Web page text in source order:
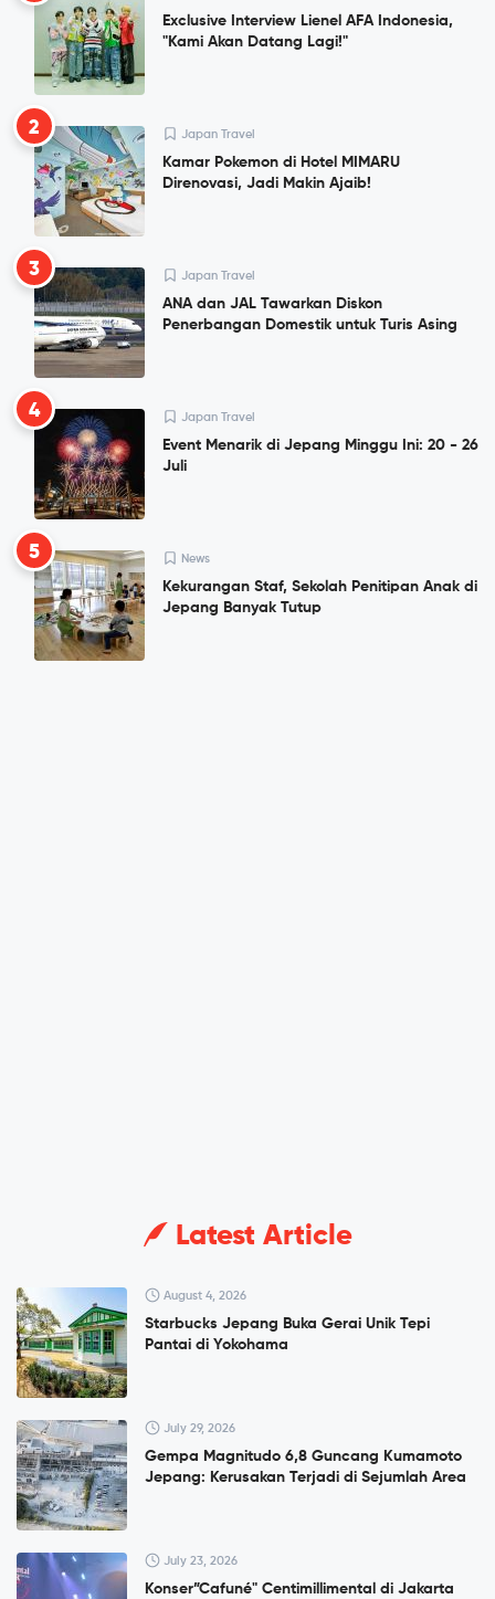
Exclusive Interview Lienel AFA Indonesia,
"Kami Akan Datang Lagi!"
2 Japan Travel
Kamar Pokemon di Hotel MIMARU
Direnovasi, Jadi Makin Ajaib!
3 Japan Travel
ANA dan JAL Tawarkan Diskon
Penerbangan Domestik untuk Turis Asing
4 Japan Travel
Event Menarik di Jepang Minggu Ini: 20 - 26
Juli
5 News
Kekurangan Staf, Sekolah Penitipan Anak di
Jepang Banyak Tutup
Latest Article
August 4, 2026
Starbucks Jepang Buka Gerai Unik Tepi
Pantai di Yokohama
July 29, 2026
Gempa Magnitudo 6,8 Guncang Kumamoto
Jepang: Kerusakan Terjadi di Sejumlah Area
July 23, 2026
Konser”Cafuné" Centimillimental di Jakarta